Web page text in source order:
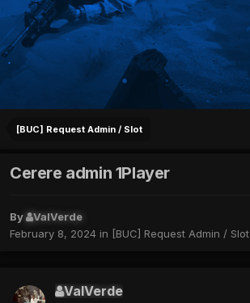
[BUC] Request Admin / Slot
Cerere admin 1Player
By
ValVerde
February 8, 2024 in [BUC] Request Admin / Slot
ValVerde